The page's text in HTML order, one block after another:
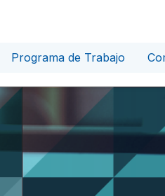
Programa de Trabajo